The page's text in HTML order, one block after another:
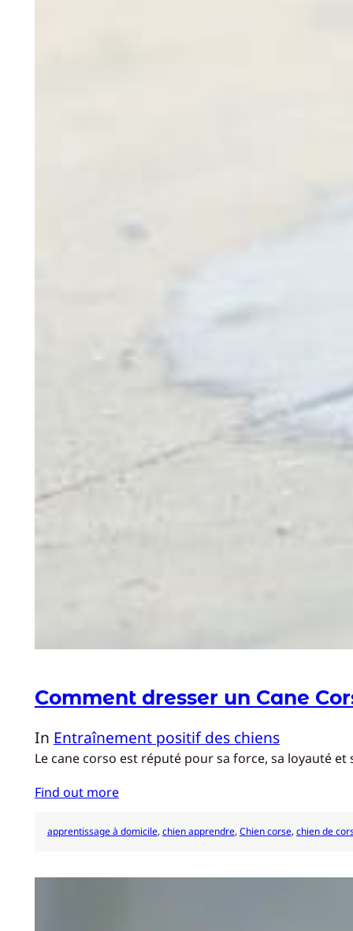
Comment dresser un Cane
In Entraînement positif des chiens
Le cane corso est réputé pour sa force, sa loyauté
Find out more
apprentissage à domicile, chien apprendre, Chien corse, chien de